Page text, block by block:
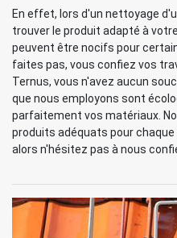
En effet, lors d'un nettoyage
trouver le produit adapté à
peuvent être nocifs pour
faites pas, vous confiez vos
Ternus, vous n'avez aucun
que nous employons sont
parfaitement vos matériaux.
produits adéquats pour
alors n'hésitez pas à nous